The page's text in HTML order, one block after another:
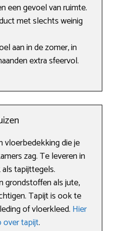
een gevoel van ruimte.
met slechts weinig
aan in de zomer, in
extra sfeervol.
vloerbedekking die je
zag. Te leveren in
tapijttegels.
grondstoffen als jute,
Tapijt is ook te
of vloerkleed. Hier
over tapijt.